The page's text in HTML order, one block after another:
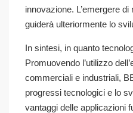
innovazione. L’emergere
guiderà ulteriormente lo
In sintesi, in quanto
Promuovendo l’utilizzo
commerciali e industriali,
progressi tecnologici e lo
vantaggi delle applicazioni